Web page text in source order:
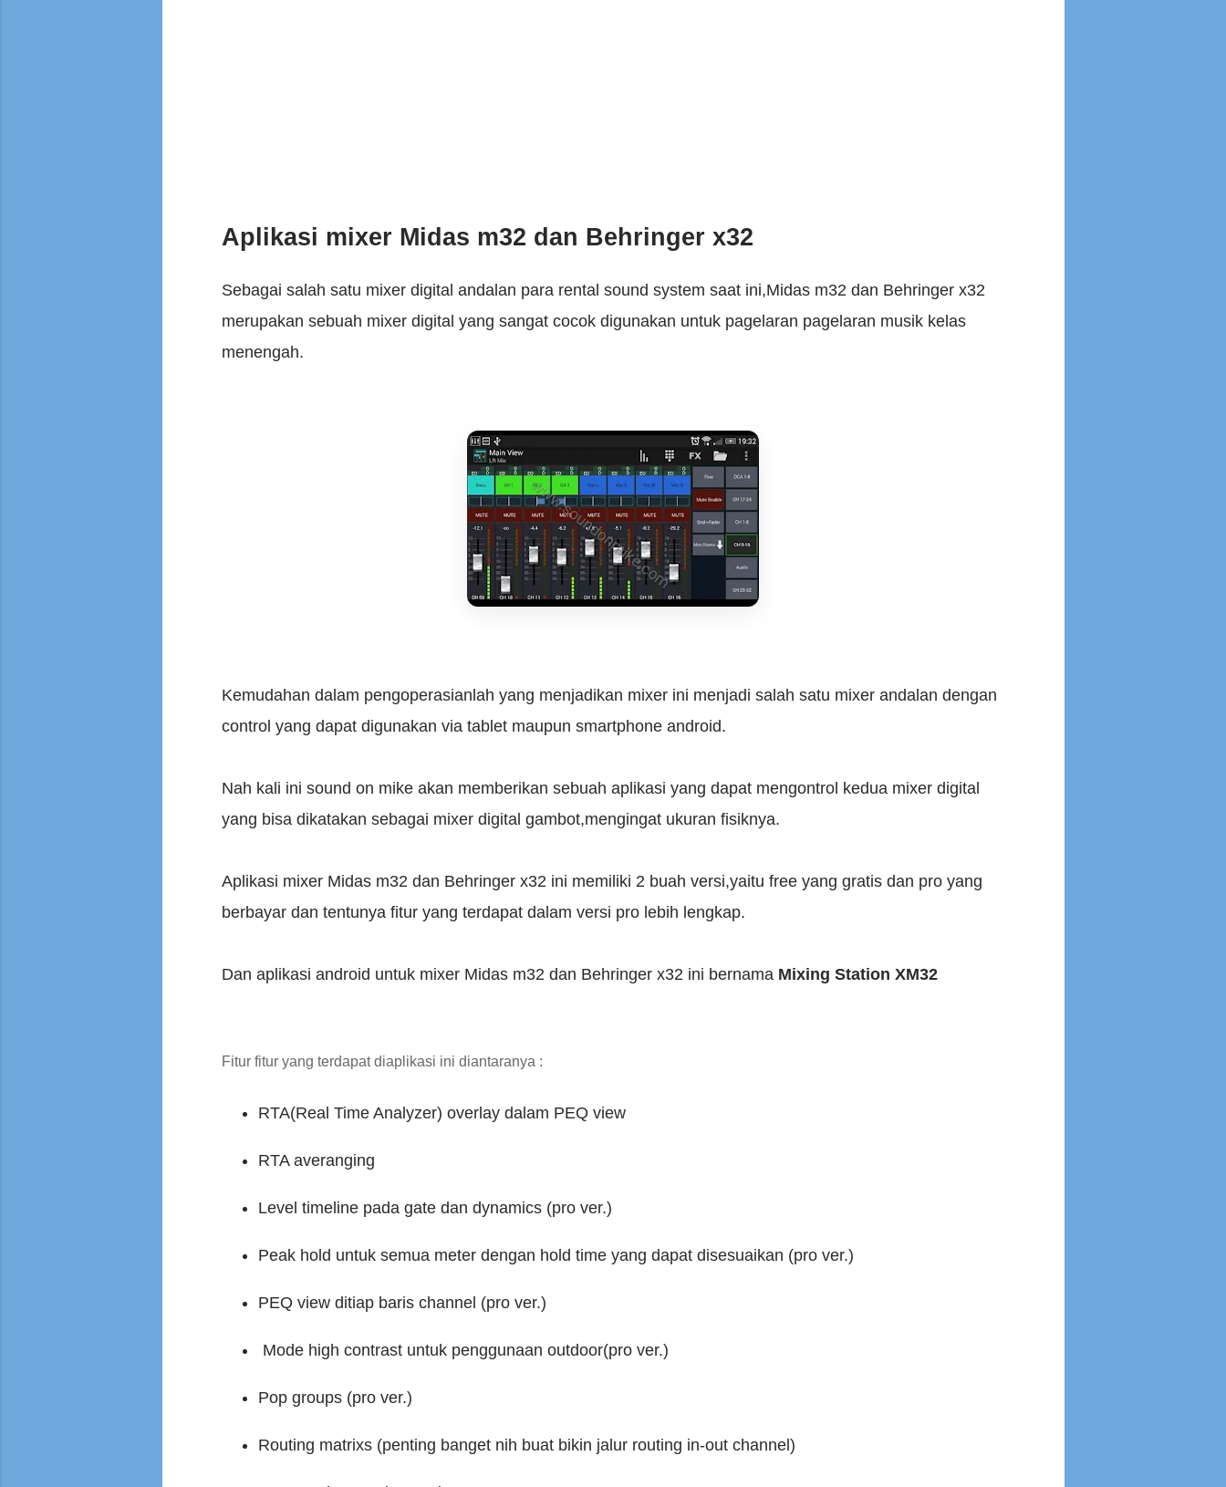
Aplikasi mixer Midas m32 dan Behringer x32
Sebagai salah satu mixer digital andalan para rental sound system saat ini,Midas m32 dan Behringer x32
merupakan sebuah mixer digital yang sangat cocok digunakan untuk pagelaran pagelaran musik kelas
menengah.
Kemudahan dalam pengoperasianlah yang menjadikan mixer ini menjadi salah satu mixer andalan dengan
control yang dapat digunakan via tablet maupun smartphone android.
Nah kali ini sound on mike akan memberikan sebuah aplikasi yang dapat mengontrol kedua mixer digital
yang bisa dikatakan sebagai mixer digital gambot,mengingat ukuran fisiknya.
Aplikasi mixer Midas m32 dan Behringer x32 ini memiliki 2 buah versi,yaitu free yang gratis dan pro yang
berbayar dan tentunya fitur yang terdapat dalam versi pro lebih lengkap.
Dan aplikasi android untuk mixer Midas m32 dan Behringer x32 ini bernama Mixing Station XM32
Fitur fitur yang terdapat diaplikasi ini diantaranya :
RTA(Real Time Analyzer) overlay dalam PEQ view
RTA averanging
Level timeline pada gate dan dynamics (pro ver.)
Peak hold untuk semua meter dengan hold time yang dapat disesuaikan (pro ver.)
PEQ view ditiap baris channel (pro ver.)
Mode high contrast untuk penggunaan outdoor(pro ver.)
Pop groups (pro ver.)
Routing matrixs (penting banget nih buat bikin jalur routing in-out channel)